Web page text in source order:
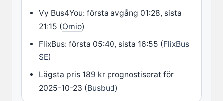
Vy Bus4You: första avgång 01:28, sista
21:15 (Omio)
FlixBus: första 05:40, sista 16:55 (FlixBus
SE)
Lägsta pris 189 kr prognostiserat för
2025-10-23 (Busbud)